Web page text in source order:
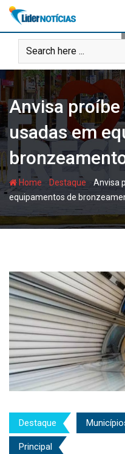
Skip
content
Anvisa
usadas em
Home - Destaque -Anvisa
equipamentos de
Destaque
Principal